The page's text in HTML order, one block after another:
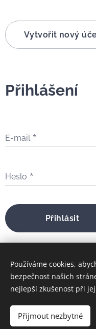
Vytvořit nový
Přihlášení
E-mail
Heslo
Přihlásit
Používáme cookies,
bezpečnost našich
nejlepší zkušenost při
Přijmout nezbytné